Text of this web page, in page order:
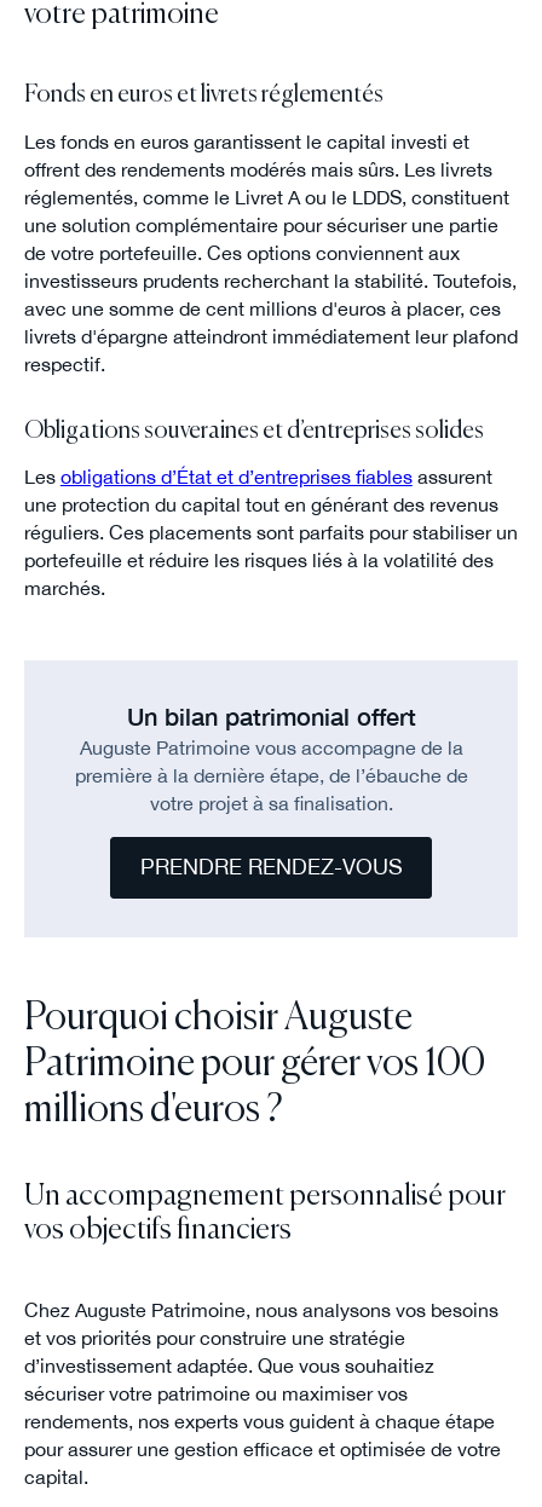
votre patrimoine
Fonds en euros et livrets réglementés
Les fonds en euros garantissent le capital investi et
offrent des rendements modérés mais sûrs. Les livrets
réglementés, comme le Livret A ou le LDDS, constituent
une solution complémentaire pour sécuriser une partie
de votre portefeuille. Ces options conviennent aux
investisseurs prudents recherchant la stabilité. Toutefois,
avec une somme de cent millions d'euros à placer, ces
livrets d'épargne atteindront immédiatement leur plafond
respectif.
Obligations souveraines et d’entreprises solides
Les obligations d’État et d’entreprises fiablesassurent
une protection du capital tout en générant des revenus
réguliers. Ces placements sont parfaits pour stabiliser un
portefeuille et réduire les risques liés à la volatilité des
marchés.
Un bilan patrimonial offert
Auguste Patrimoine vous accompagne de la
première à la dernière étape, de l’ébauche de
votre projet à sa finalisation.
PRENDRE RENDEZ-VOUS
Pourquoi choisir Auguste
Patrimoine pour gérer vos 100
millions d'euros ?
Un accompagnement personnalisé pour
vos objectifs financiers
Chez Auguste Patrimoine, nous analysons vos besoins
et vos priorités pour construire une stratégie
d’investissement adaptée. Que vous souhaitiez
sécuriser votre patrimoine ou maximiser vos
rendements, nos experts vous guident à chaque étape
pour assurer une gestion efficace et optimisée de votre
capital.